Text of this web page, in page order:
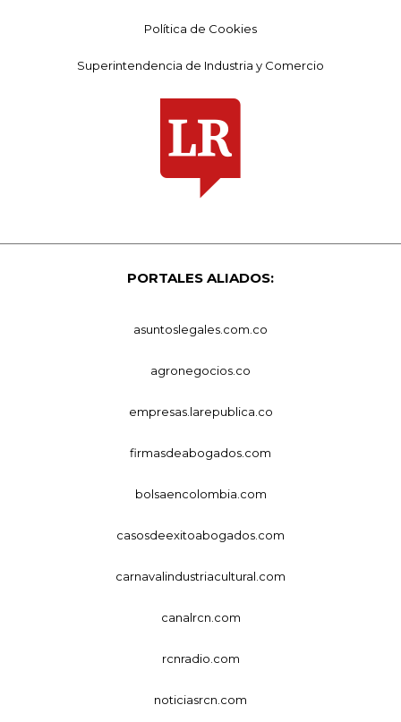
Política de Cookies
Superintendencia de Industria y Comercio
PORTALES ALIADOS:
asuntoslegales.com.co
agronegocios.co
empresas.larepublica.co
firmasdeabogados.com
bolsaencolombia.com
casosdeexitoabogados.com
carnavalindustriacultural.com
canalrcn.com
rcnradio.com
noticiasrcn.com